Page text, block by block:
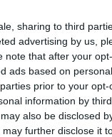
sharing to third
advertising by us,
note that after your
ads based on
prior to your
information by
also be disclosed
may further disclose it